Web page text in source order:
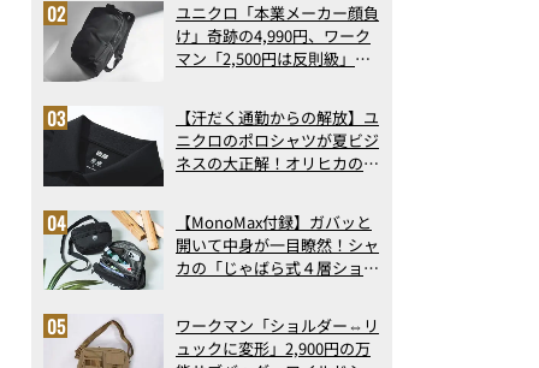
で決定版
ユニクロ「本業メーカー顔負
け」奇跡の4,990円、ワーク
マン「2,500円は反則級」凄
ト3】（2026年6月版）
【汗だく通勤からの解放】ユ
ニクロのポロシャツが夏ビジ
ネスの大正解！オリヒカの透
アの実力
【MonoMax付録】ガバッと
開いて中身が一目瞭然！シャ
カの「じゃばら式４層ショル
った！
ワークマン「ショルダー⇔リ
ュックに変形」2,900円の万